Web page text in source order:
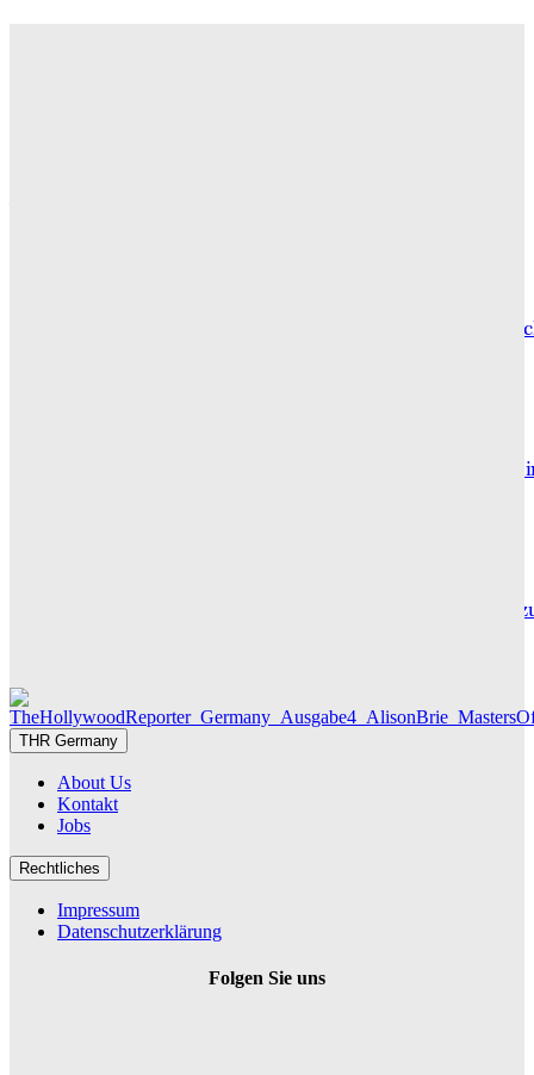
Hotel de Rome – Berlins elegante Adresse zwischen
Maxton Hall: Erste Bilder aus Staffel 3 – der Serienhit geht
Die Geschichte hinter „Olivia Jones“ – Vom Provinzjungen
THR Germany
About Us
Kontakt
Jobs
Rechtliches
Impressum
Datenschutzerklärung
Folgen Sie uns